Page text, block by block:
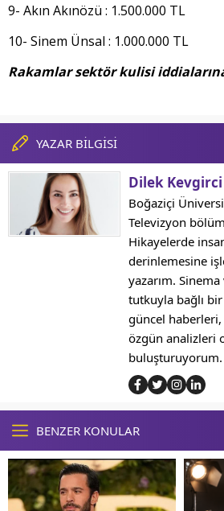
9- Akın Akınözü : 1.500.000 TL
10- Sinem Ünsal : 1.000.000 TL
Rakamlar sektör kulisi
YAZAR BİLGİSİ
Dilek Kevgirci
Boğaziçi
Televizyon
Hikayelerde
derinlemesine
yazarım.
tutkuyla bağlı
güncel
özgün analizleri
buluşturuyorum.
BENZER KONULAR